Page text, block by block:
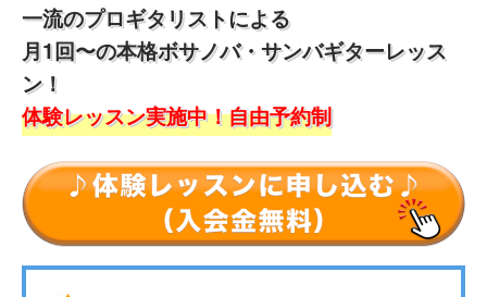
一流のプロギタリストによる
月1回〜の本格ボサノバ・サンバギターレッス
ン！
体験レッスン実施中！自由予約制